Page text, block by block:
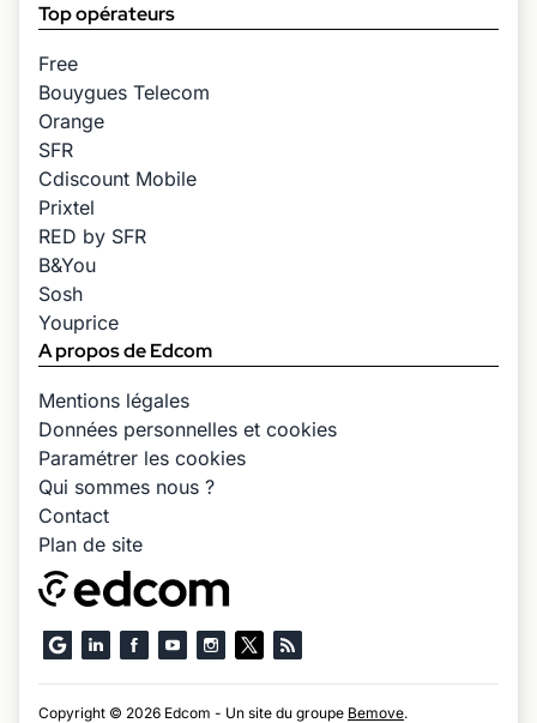
Top opérateurs
Free
Bouygues Telecom
Orange
SFR
Cdiscount Mobile
Prixtel
RED by SFR
B&You
Sosh
Youprice
A propos de Edcom
Mentions légales
Données personnelles et cookies
Paramétrer les cookies
Qui sommes nous ?
Contact
Plan de site
Copyright © 2026 Edcom - Un site du groupe Bemove.